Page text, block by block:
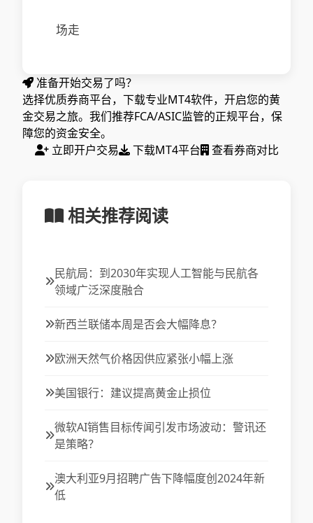
场走
准备开始交易了吗？
选择优质券商平台，下载专业MT4软件，开启您的黄
金交易之旅。我们推荐FCA/ASIC监管的正规平台，保
障您的资金安全。
立即开户交易
下载MT4平台 查看券商对比
相关推荐阅读
民航局：到2030年实现人工智能与民航各
领域广泛深度融合
新西兰联储本周是否会大幅降息？
欧洲天然气价格因供应紧张小幅上涨
美国银行：建议提高黄金止损位
微软AI销售目标传闻引发市场波动：警讯还
是策略？
澳大利亚9月招聘广告下降幅度创2024年新
低